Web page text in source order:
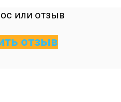
или отзыв
отзыв